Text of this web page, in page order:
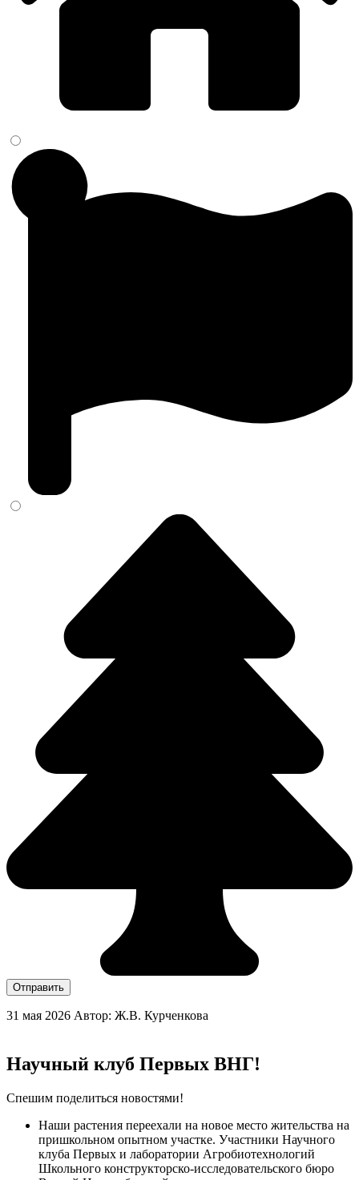
Отправить
31 мая 2026 Автор: Ж.В. Курченкова
Научный клуб Первых ВНГ!
Спешим поделиться новостями!
Наши растения переехали на новое место жительства на
пришкольном опытном участке. Участники Научного
клуба Первых и лаборатории Агробиотехнологий
Школьного конструкторско-исследовательского бюро